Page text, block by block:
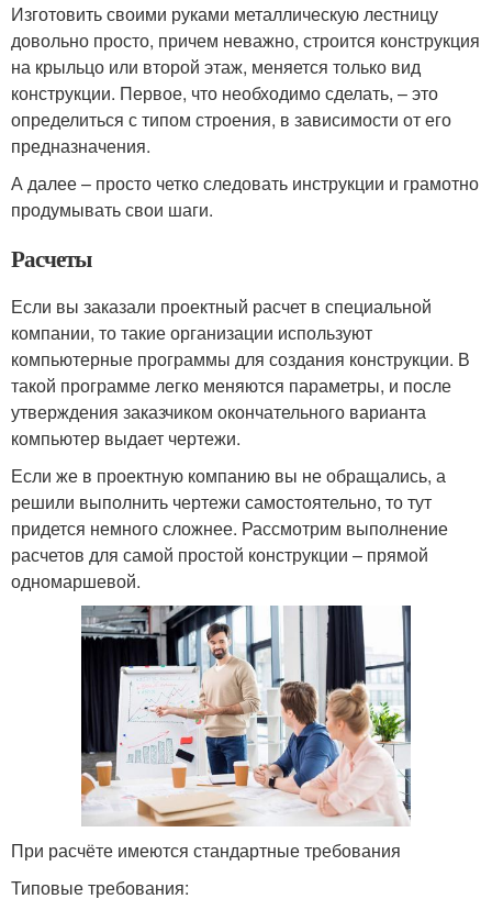
Изготовить своими руками металлическую лестницу
довольно просто, причем неважно, строится конструкция
на крыльцо или второй этаж, меняется только вид
конструкции. Первое, что необходимо сделать, – это
определиться с типом строения, в зависимости от его
предназначения.
А далее – просто четко следовать инструкции и грамотно
продумывать свои шаги.
Расчеты
Если вы заказали проектный расчет в специальной
компании, то такие организации используют
компьютерные программы для создания конструкции. В
такой программе легко меняются параметры, и после
утверждения заказчиком окончательного варианта
компьютер выдает чертежи.
Если же в проектную компанию вы не обращались, а
решили выполнить чертежи самостоятельно, то тут
придется немного сложнее. Рассмотрим выполнение
расчетов для самой простой конструкции – прямой
одномаршевой.
При расчёте имеются стандартные требования
Типовые требования: